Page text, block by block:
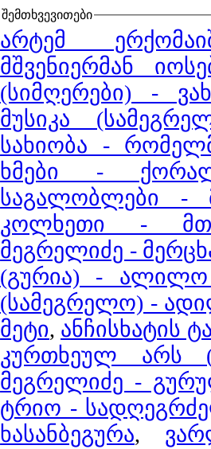
შემთხვევითები
არტემ
მშვენიერმან
(სიმღერები) -
მუსიკა
სახიობა -
ხმები -
საგალობლები -
კოლხეთი -
მეგრელიძე -
(გურია) -
(სამეგრელო) -
მეტი, ანჩისხატის
კურთხეულ არს
მეგრელიძე -
ტრიო -
ხასანბეგურა,